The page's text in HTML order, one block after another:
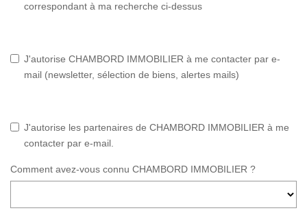
correspondant à ma recherche ci-dessus
J'autorise CHAMBORD IMMOBILIER à me contacter par e-
mail (newsletter, sélection de biens, alertes mails)
J'autorise les partenaires de CHAMBORD IMMOBILIER à me
contacter par e-mail.
Comment avez-vous connu CHAMBORD IMMOBILIER ?